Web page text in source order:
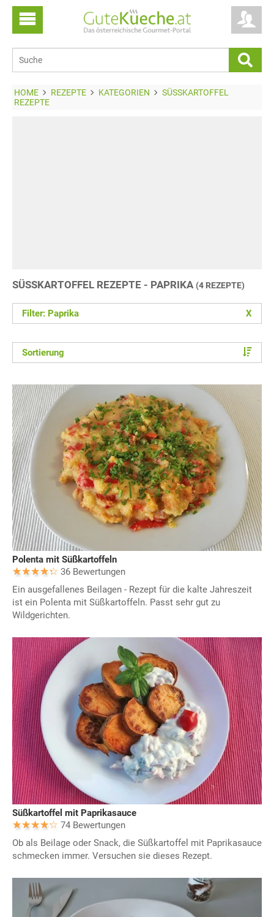
HOME REZEPTE KATEGORIEN
SÜSSKARTOFFEL R
EZEPTE
SÜSSKARTOFFEL REZEPTE - PAPRIKA (4 REZEPTE)
Filter: Paprika X
Sortierung
Polenta mit Süßkartoffeln
36 Bewertungen
Ein ausgefallenes Beilagen - Rezept für die kalte Jahreszeit
ist ein Polenta mit Süßkartoffeln. Passt sehr gut zu
Wildgerichten.
Süßkartoffel mit Paprikasauce
74 Bewertungen
Ob als Beilage oder Snack, die Süßkartoffel mit Paprikasauce
schmecken immer. Versuchen sie dieses Rezept.